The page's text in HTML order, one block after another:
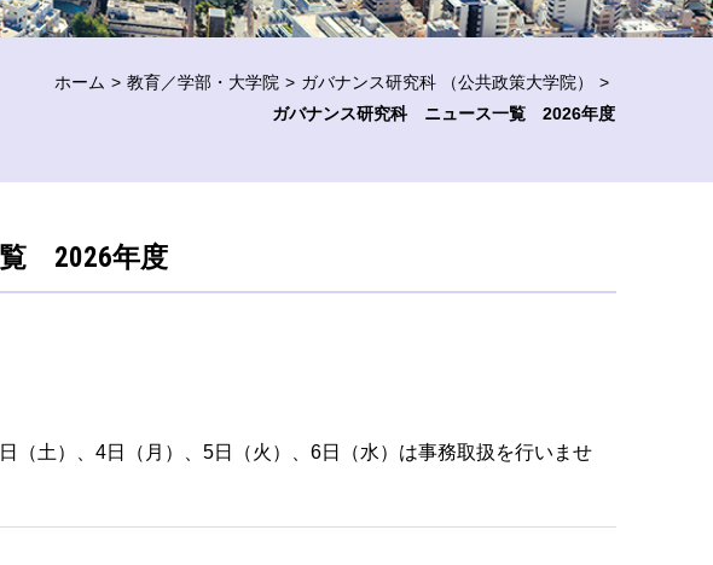
ホーム 教育／学部・大学院
ガバナンス研究科 （公共政策大学院）
ガバナンス研究科 ニュース一覧 2026年度
2026年度
（土）、4日（月）、5日（火）、6日（水）は事務取扱を行いませ